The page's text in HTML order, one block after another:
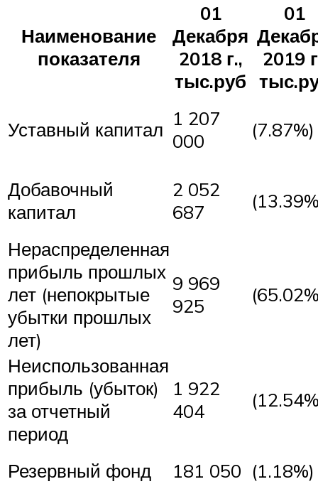
Наименование
показателя
01
Декабря
2018 г.,
тыс.руб
01
2019
Уставный капитал 1 207
000
(7.87%)
Добавочный
капитал
2 052
687
Нераспределенная
прибыль прошлых
лет (непокрытые
убытки прошлых
лет)
9 969
925
Неиспользованная
прибыль (убыток)
за отчетный
период
1 922
404
Резервный фонд 181 050 (1.18%)